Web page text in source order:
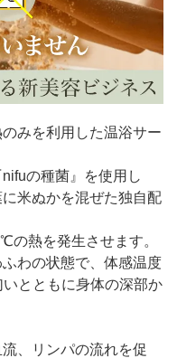
みを利用した温浴サー
の種菌』を使用し
米ぬかを混ぜた独自配
の熱を発生させます。
わの状態で、体感温度
とともに身体の深部か
、リンパの流れを促